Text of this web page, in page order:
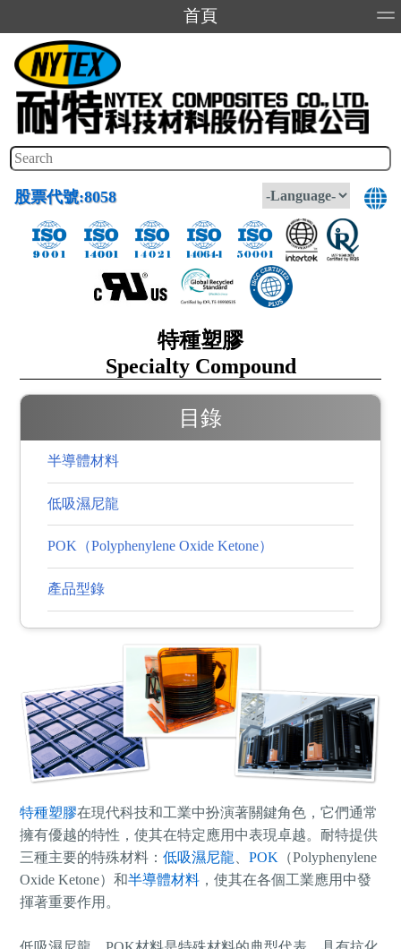
股票代號:8058
首頁
關於我們 投資人專區
特種塑膠
Specialty Compound
目錄
半導體材料
低吸濕尼龍
POK（Polyphenylene Oxide Ketone）
產品型錄
特種塑膠在現代科技和工業中扮演著關鍵角色，它們通常
擁有優越的特性，使其在特定應用中表現卓越。耐特提供
三種主要的特殊材料：低吸濕尼龍 、POK （Polyphenylene
Oxide Ketone）和半導體材料 ，使其在各個工業應用中發
揮著重要作用。